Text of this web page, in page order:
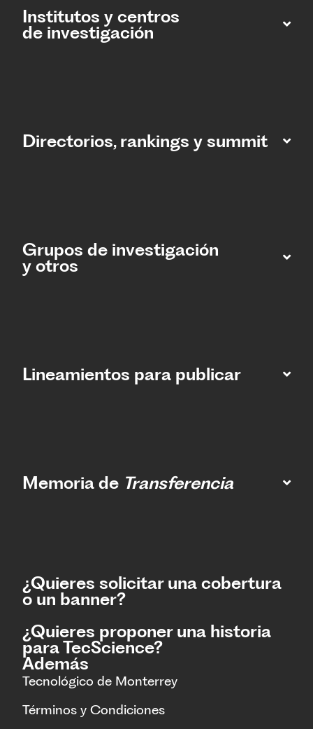
Institutos y centros
de investigación
Directorios, rankings y summit
Grupos de investigación
y otros
Lineamientos para publicar
Memoria de Transferencia
¿Quieres solicitar una cobertura
o un banner?
¿Quieres proponer una historia
para TecScience?
Además
Tecnológico de Monterrey
Términos y Condiciones